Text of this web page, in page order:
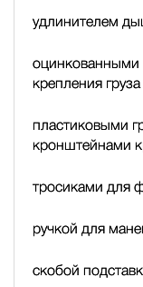
удлинителем
крепления груза
пластиковыми
кронштейнами
тросиками для
ручкой для
скобой